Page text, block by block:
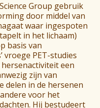
Group gebruik
door middel van
waar ingespoten
in het lichaam)
basis van
vroege PET-studies
een
zijn van
delen in de hersenen
voor het
Hij bestudeert